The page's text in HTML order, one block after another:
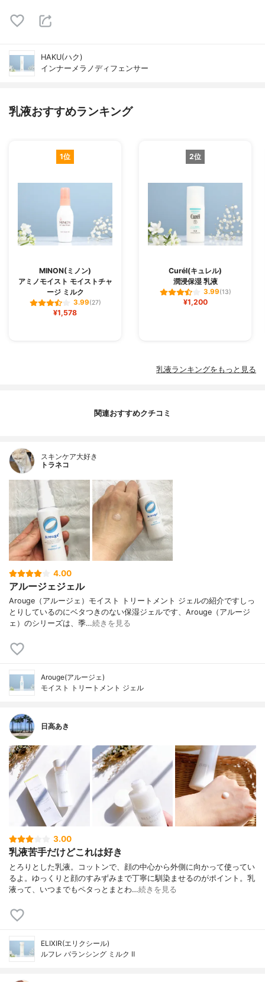
HAKU(ハク)
インナーメラノディフェンサー
乳液おすすめランキング
1位
MINON(ミノン)
アミノモイスト モイストチャ
ージ ミルク
3.99(27)
¥1,578
2位
Curél(キュレル)
潤浸保湿 乳液
3.99(13)
¥1,200
乳液ランキングをもっと見る
関連おすすめクチコミ
スキンケア大好き
トラネコ
4.00
アルージェジェル
Arouge（アルージェ）モイスト トリートメント ジェルの紹介ですしっ
とりしているのにベタつきのない保湿ジェルです、Arouge（アルージ
ェ）のシリーズは、季…続きを見る
Arouge(アルージェ)
モイスト トリートメント ジェル
日高あき
3.00
乳液苦手だけどこれは好き
とろりとした乳液。コットンで、顔の中心から外側に向かって使ってい
るよ。ゆっくりと顔のすみずみまで丁寧に馴染ませるのがポイント。乳
液って、いつまでもペタっとまとわ…続きを見る
ELIXIR(エリクシール)
ルフレ バランシング ミルク Ⅱ